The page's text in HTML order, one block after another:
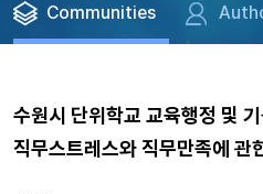
Communities
수원시 단위학교 교육행정 및
직무스트레스와 직무만족에 관